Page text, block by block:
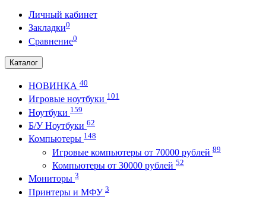
Личный кабинет
Закладки0
Сравнение0
Каталог
НОВИНКА 40
Игровые ноутбуки 101
Ноутбуки 159
Б/У Ноутбуки 62
Компьютеры 148
Игровые компьютеры от 70000 рублей 89
Компьютеры от 30000 рублей 52
Мониторы 3
Принтеры и МФУ 3